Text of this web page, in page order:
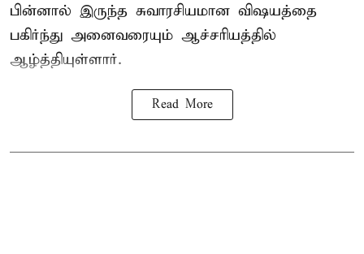
பின்னால் இருந்த சுவாரசியமான விஷயத்தை
பகிர்ந்து அனைவரையும் ஆச்சரியத்தில்
ஆழ்த்தியுள்ளார்.
Read More